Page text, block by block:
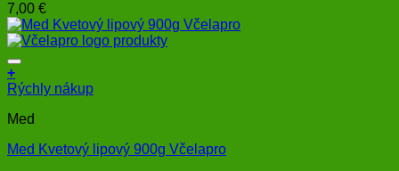
7,00 €
+
Rýchly nákup
Med
Med Kvetový lipový 900g Včelapro